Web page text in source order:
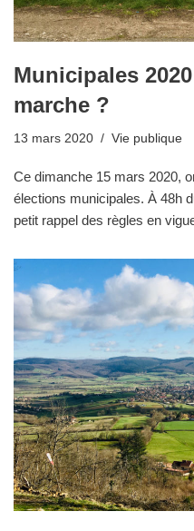
Municipales
marche ?
13 mars 2020 Vie publique
Ce dimanche 15 mars 2020,
élections municipales. À 48h
petit rappel des règles en